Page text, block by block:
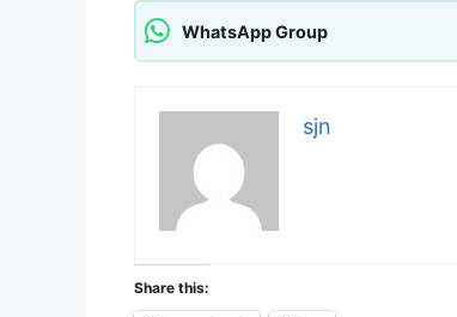
WhatsApp Group
sjn
Share this: